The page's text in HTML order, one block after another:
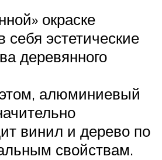
окраске
себя эстетические
деревянного
алюминиевый
винил и дерево по
свойствам.